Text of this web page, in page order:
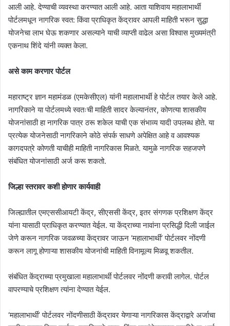
आली आहे. देण्याची व्यवस्था करण्यात आली आहे. आता याशिवाय महालाभार्थी
पोर्टलमधून नागरिक स्वत: किंवा प्राधिकृत केंद्रावर आपली माहिती भरून सुद्धा
योजनेचा लाभ घेऊ शकणार असल्याने याची व्याप्ती वाढेल असा विश्वास मुख्यमंत्री
एकनाथ शिंदे यांनी व्यक्त केला.
असे काम करणार पोर्टल
महाराष्ट्र ज्ञान महामंडळ (एमकेसीएल) यांनी महालाभार्थी हे पोर्टल तयार केले आहे.
नागरिकाने या पोर्टलमध्ये स्वतःची माहिती सादर केल्यानंतर, कोणत्या शासकीय
योजनांसाठी हा नागरिक पात्र ठरू शकेल याची एक संभाव्य यादी उपलब्ध होते. या
प्रत्येक योजनेसाठी नागरिकाने कोठे संपर्क साधणे अपेक्षित आहे व आवश्यक
कागदपत्रे कोणती याचीही माहिती नागरिकास मिळते. यामुळे नागरिक सहजपणे
संबंधित योजनांसाठी अर्ज करू शकतो.
जिल्हा स्तरावर कशी होणार कार्यवाही
जिल्ह्यातील एमएससीआयटी केंद्र, सीएससी केंद्र, इतर संगणक प्रशिक्षण केंद्र
यांना यासाठी प्राधिकृत करण्यात येईल. या केंद्राच्या नावांना प्रसिद्धी दिली जाईल
जेणे करून नागरिक जवळच्या केंद्रावर जाऊन ‘महालाभार्थी’ पोर्टलवर नोंदणी
करून लागू होणाऱ्या शासकीय योजनांची माहिती विनामूल्य मिळवू शकतील.
संबंधित केंद्राच्या प्रमुखाला महालाभार्थी पोर्टलवर नोंदणी करावी लागेल. पोर्टल
वापरण्याचे प्रशिक्षण त्यांना देण्यात येईल.
‘महालाभार्थी’ पोर्टलवर नोंदणीसाठी केंद्रावर येणाऱ्या नागरिकास केंद्राद्वारे अर्जाचा